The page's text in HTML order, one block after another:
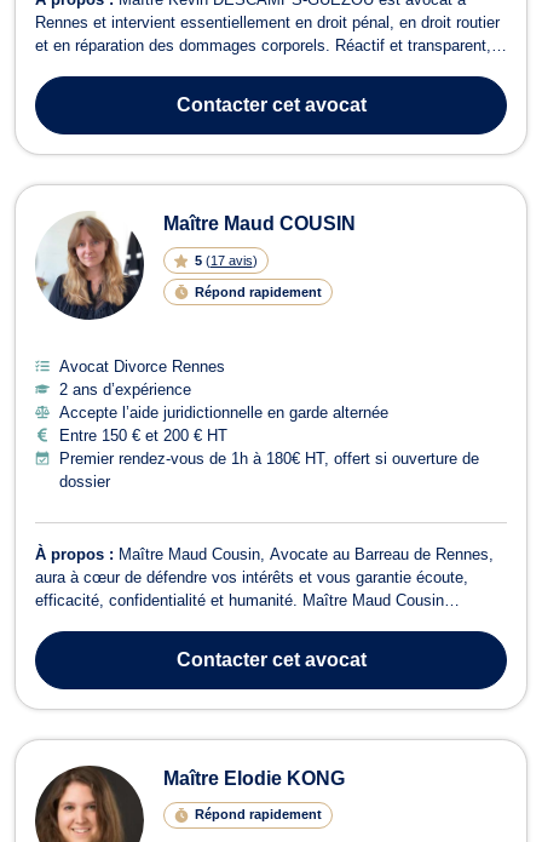
Rennes et intervient essentiellement en droit pénal, en droit routier
et en réparation des dommages corporels. Réactif et transparent,
vos droits et vous offrir une assistance juridique personnalisée. Il
est en mesure de vous assi...
Contactercet avocat
Maître Maud COUSIN
5 (17 avis)
Répond rapidement
Avocat Divorce Rennes
2 ans d’expérience
Accepte l’aide juridictionnelle en garde alternée
Entre 150 € et 200 € HT
Premier rendez-vous de 1h à 180€ HT, offert si ouverture de
dossier
À propos : Maître Maud Cousin, Avocate au Barreau de Rennes,
aura à cœur de défendre vos intérêts et vous garantie écoute,
efficacité, confidentialité et humanité. Maître Maud Cousin
défense. En droit de la famille, elle vous assiste dans toutes les
étapes de votre sép...Contactercet avocat
Maître Elodie KONG
Répond rapidement